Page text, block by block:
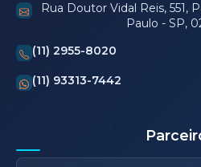
Rua Doutor Vidal Reis, 551,
Paulo - SP,
(11) 2955-8020
(11) 93313-7442